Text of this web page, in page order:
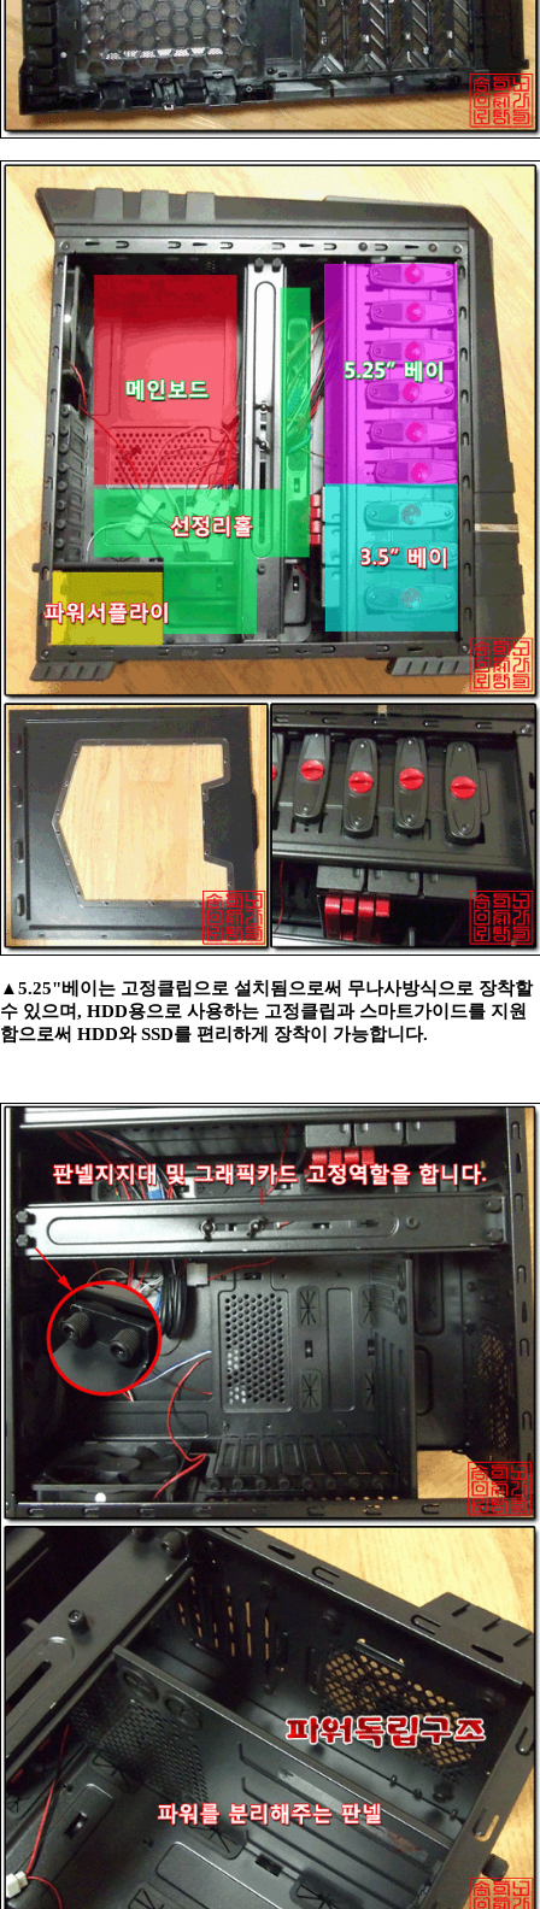
▲5.25"베이는 고정클립으로 설치됨으로써 무나사방식으로 장착할
수 있으며, HDD용으로 사용하는 고정클립과 스마트가이드를 지원
함으로써 HDD와 SSD를 편리하게 장착이 가능합니다.